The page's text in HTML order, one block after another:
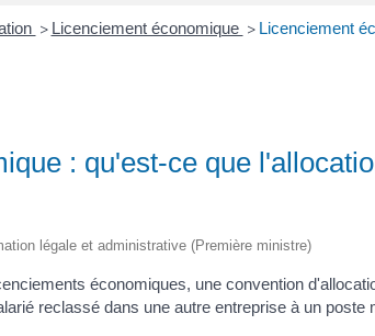
> Licenciement économique > Licenciement
: qu'est-ce que
légale et administrative (Première ministre)
économiques, une convention
reclassé dans une autre entreprise à un